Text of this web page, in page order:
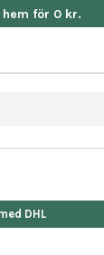
för 0 kr.